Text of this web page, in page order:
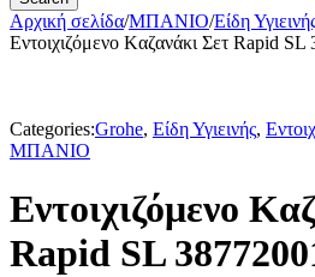
Αρχική σελίδα/ΜΠΑΝΙΟ/Είδη
Εντοιχιζόμενο Kαζανάκι Σετ Rapid
Categories:Grohe, Είδη Υγιεινής,
ΜΠΑΝΙΟ
Εντοιχιζόμενο
Rapid SL